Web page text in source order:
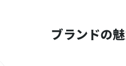
ブランドの